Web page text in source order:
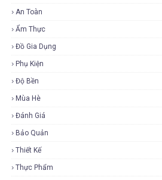
An Toàn
Ẩm Thực
Đồ Gia Dụng
Phụ Kiện
Độ Bền
Mùa Hè
Đánh Giá
Bảo Quản
Thiết Kế
Thực Phẩm